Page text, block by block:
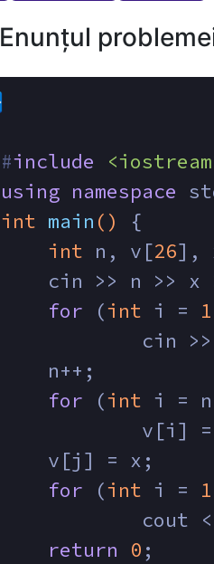
Enunțul
#include
using namespace
int main ()
{
int n, v[26],
cin >> n >> x
for (int i = 1
cin
    n++;
for (int i =
v[i]
    v[j] = x;
for (int i = 1
cout
return
0 ;